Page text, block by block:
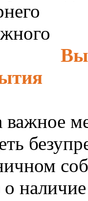
важное
о